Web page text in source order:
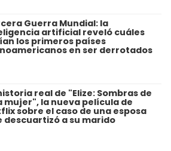
Guerra Mundial: la
artificial reveló cuáles
los primeros países
en ser derrotados
real de "Elize: Sombras de
mujer", la nueva película de
sobre el caso de una esposa
descuartizó a su marido